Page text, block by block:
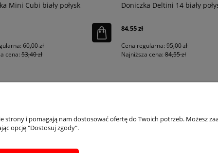
Mini Cubi biały połysk
60,00 zł
53,40 zł
Doniczka Deltini 14 biały połysk
84,55 zł
Cena regularna:95,00 zł
Najniższa cena:84,55 zł
Dostępne formy płatości
strony i pomagają nam dostosować ofertę do Twoich potrzeb. Możesz
opcję "Dostosuj zgody".